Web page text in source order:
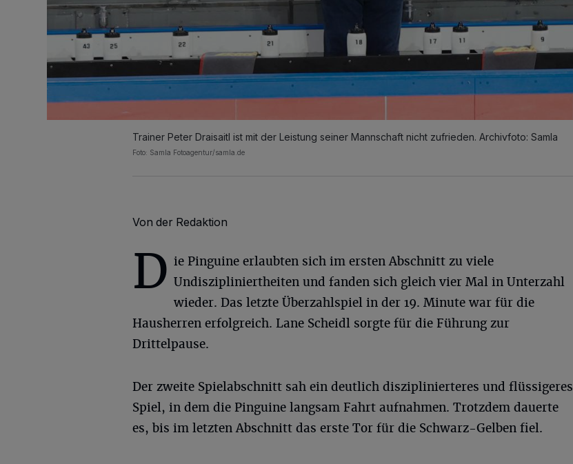
Trainer Peter Draisaitl ist mit der Leistung seiner Mannschaft nicht zufrieden. Archivfoto: Samla
Foto: Samla Fotoagentur/samla.de
Von der Redaktion
D ie Pinguine erlaubten sich im ersten Abschnitt zu viele
Undiszipliniertheiten und fanden sich gleich vier Mal in Unterzahl
wieder. Das letzte Überzahlspiel in der 19. Minute war für die
Hausherren erfolgreich. Lane Scheidl sorgte für die Führung zur
Drittelpause.
Der zweite Spielabschnitt sah ein deutlich disziplinierteres und flüssigeres
Spiel, in dem die Pinguine langsam Fahrt aufnahmen. Trotzdem dauerte
es, bis im letzten Abschnitt das erste Tor für die Schwarz-Gelben fiel.